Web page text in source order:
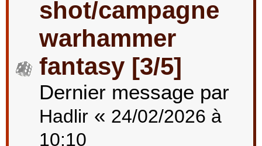
shot/campagne
warhammer
fantasy [3/5]
Dernier message par
Hadlir « 24/02/2026 à
10:10